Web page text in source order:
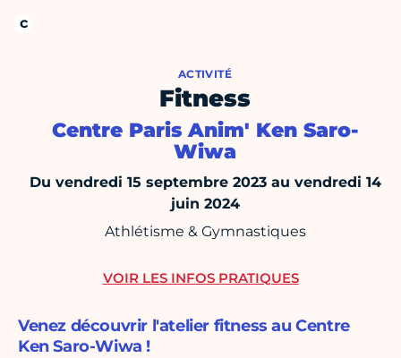
ACTIVITÉ
Fitness
Centre Paris Anim' Ken Saro-
Wiwa
Du vendredi 15 septembre 2023 au vendredi 14
juin 2024
Athlétisme & Gymnastiques
Venez découvrir l'atelier fitness au Centre
Ken Saro-Wiwa !
VOIR LES INFOS PRATIQUES